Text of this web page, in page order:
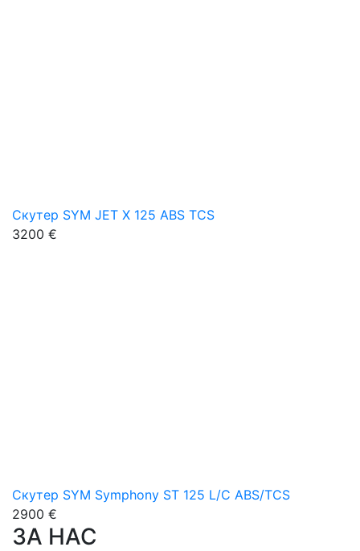
Скутер SYM JET X 125 ABS TCS
3200 €
Скутер SYM Symphony ST 125 L/C ABS/TCS
2900 €
ЗА НАС